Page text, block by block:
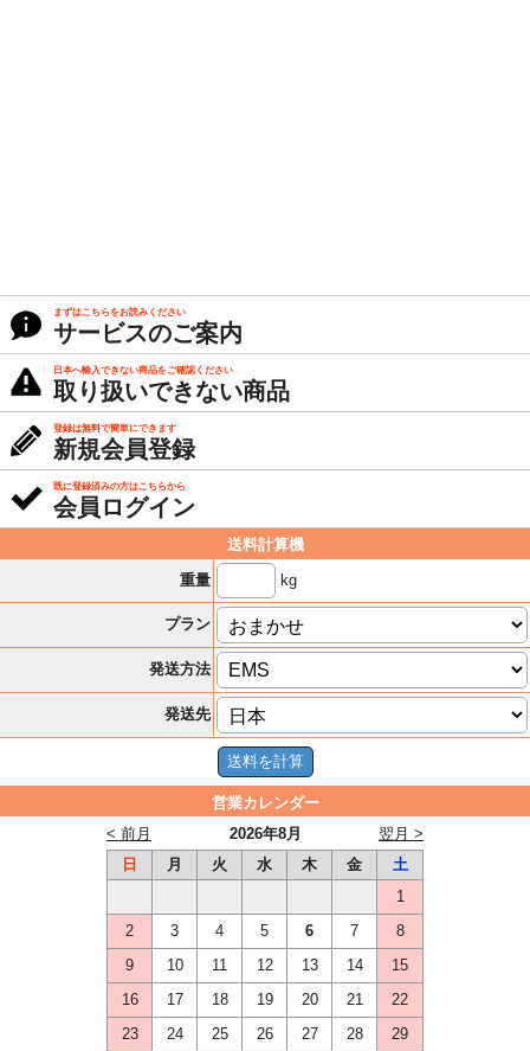
まずはこちらをお読みください
サービスのご案内
日本へ輸入できない商品をご確認ください
取り扱いできない商品
登録は無料で簡単にできます
新規会員登録
既に登録済みの方はこちらから
会員ログイン
送料計算機
重量
kg
プラン
発送方法
発送先
営業カレンダー
2026年8月
< 前月
翌月 >
日
月 火 水 木 金
土
1
2
3 4 5 6 7
8
9
10 11 12 13 14
15
16
17 18 19 20 21
22
23
24 25 26 27 28
29